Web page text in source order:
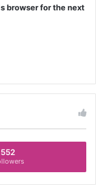
browser for the next